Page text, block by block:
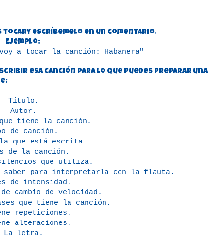
tocary escríbemelo en un comentario.
Ejemplo:
a tocar la canción: Habanera"
esa canción para lo que puedes preparar una
Título.
Autor.
tiene la canción.
de canción.
la que está escrita.
de la canción.
que utiliza.
saber para interpretarla con la flauta.
de intensidad.
cambio de velocidad.
que tiene la canción.
repeticiones.
alteraciones.
La letra.